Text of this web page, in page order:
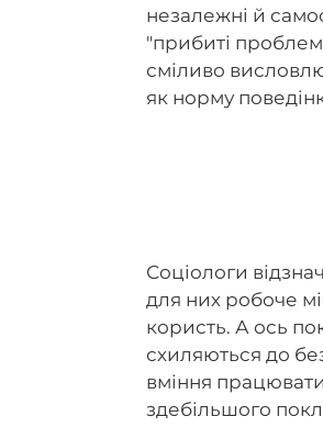
незалежні й
"прибиті
сміливо
як норму
Соціологи
для них робоче
користь. А ось
схиляються до
вміння
здебільшого